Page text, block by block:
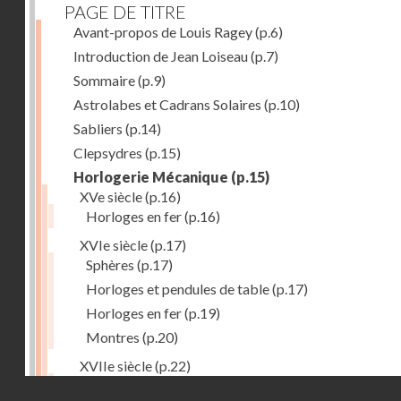
PAGE DE TITRE
Avant-propos de Louis Ragey(p.6)
Introduction de Jean Loiseau(p.7)
Sommaire(p.9)
Astrolabes et Cadrans Solaires (p.10)
Sabliers (p.14)
Clepsydres (p.15)
Horlogerie Mécanique (p.15)
XVe siècle(p.16)
Horloges en fer(p.16)
XVIe siècle(p.17)
Sphères (p.17)
Horloges et pendules de table(p.17)
Horloges en fer(p.19)
Montres (p.20)
XVIIe siècle(p.22)